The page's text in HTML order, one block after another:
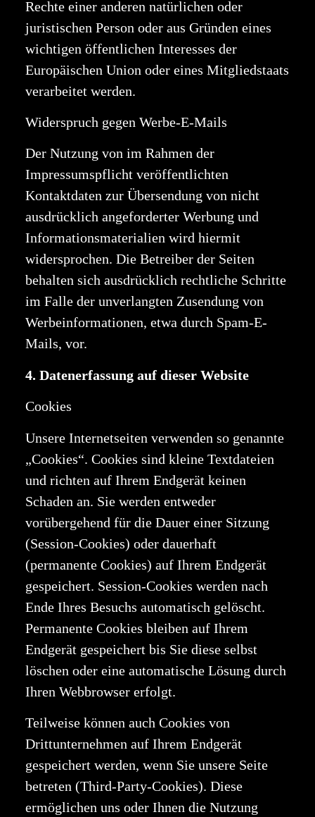
Rechte einer anderen natürlichen oder
juristischen Person oder aus Gründen eines
wichtigen öffentlichen Interesses der
Europäischen Union oder eines Mitgliedstaats
verarbeitet werden.
Widerspruch gegen Werbe-E-Mails
Der Nutzung von im Rahmen der
Impressumspflicht veröffentlichten
Kontaktdaten zur Übersendung von nicht
ausdrücklich angeforderter Werbung und
Informationsmaterialien wird hiermit
widersprochen. Die Betreiber der Seiten
behalten sich ausdrücklich rechtliche Schritte
im Falle der unverlangten Zusendung von
Werbeinformationen, etwa durch Spam-E-
Mails, vor.
4. Datenerfassung auf dieser Website
Cookies
Unsere Internetseiten verwenden so genannte
„Cookies“. Cookies sind kleine Textdateien
und richten auf Ihrem Endgerät keinen
Schaden an. Sie werden entweder
vorübergehend für die Dauer einer Sitzung
(Session-Cookies) oder dauerhaft
(permanente Cookies) auf Ihrem Endgerät
gespeichert. Session-Cookies werden nach
Ende Ihres Besuchs automatisch gelöscht.
Permanente Cookies bleiben auf Ihrem
Endgerät gespeichert bis Sie diese selbst
löschen oder eine automatische Lösung durch
Ihren Webbrowser erfolgt.
Teilweise können auch Cookies von
Drittunternehmen auf Ihrem Endgerät
gespeichert werden, wenn Sie unsere Seite
betreten (Third-Party-Cookies). Diese
ermöglichen uns oder Ihnen die Nutzung